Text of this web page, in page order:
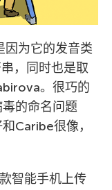
因为它的发音类
，同时也是取
。很巧的
的命名问题
Caribe很像，
智能手机上传